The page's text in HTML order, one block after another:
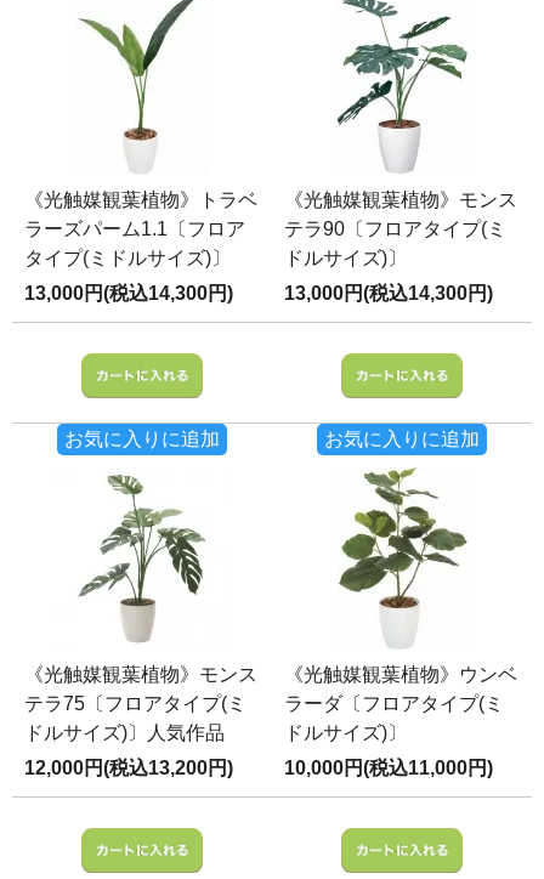
《光触媒観葉植物》トラベ
ラーズパーム1.1〔フロア
タイプ(ミドルサイズ)〕
13,000円(税込14,300円)
お気に入りに追加
《光触媒観葉植物》モンス
テラ90〔フロアタイプ(ミ
ドルサイズ)〕
13,000円(税込14,300円)
お気に入りに追加
《光触媒観葉植物》モンス
テラ75〔フロアタイプ(ミ
ドルサイズ)〕人気作品
12,000円(税込13,200円)
《光触媒観葉植物》ウンベ
ラーダ〔フロアタイプ(ミ
ドルサイズ)〕
10,000円(税込11,000円)